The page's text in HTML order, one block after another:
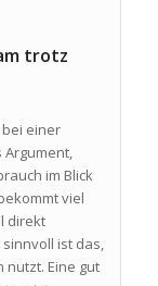
trotz
einer
Argument,
im Blick
viel
direkt
ist das,
nutzt. Eine gut